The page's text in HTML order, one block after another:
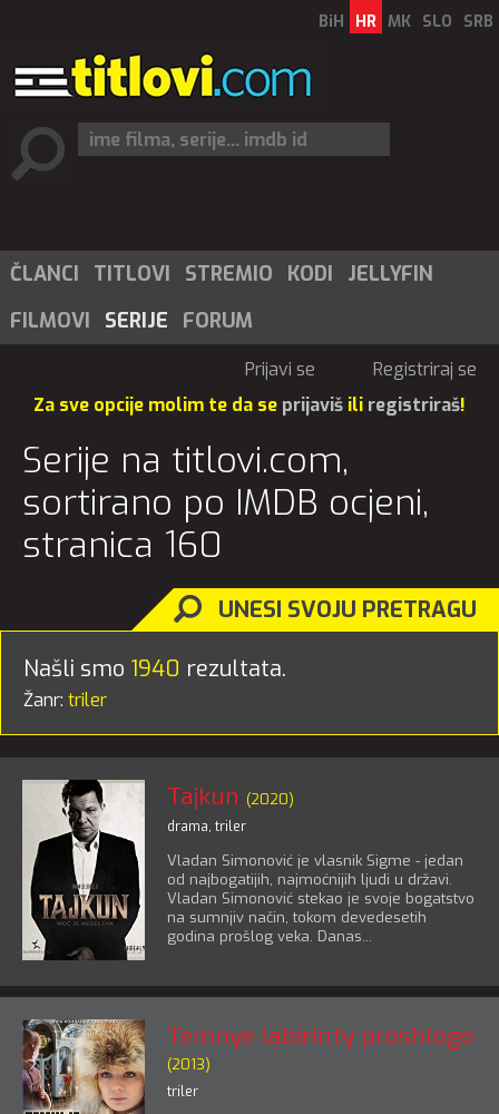
BiH HR MK SLO SRB
ČLANCI TITLOVI STREMIO KODI
JELLYFIN
FILMOVI
SERIJE FORUM
Prijavi se
Registriraj se
Za sve opcije molim te da se prijaviš ili registriraš!
Serije na titlovi.com,
sortirano po IMDB ocjeni,
stranica 160
UNESI SVOJU PRETRAGU
Našli smo 1940 rezultata.
Žanr: triler
Tajkun (2020)
drama, triler
Vladan Simonović je vlasnik Sigme - jedan
od najbogatijih, najmoćnijih ljudi u državi.
Vladan Simonović stekao je svoje bogatstvo
na sumnjiv način, tokom devedesetih
godina prošlog veka. Danas...
Temnye labirinty proshlogo
(2013)
triler